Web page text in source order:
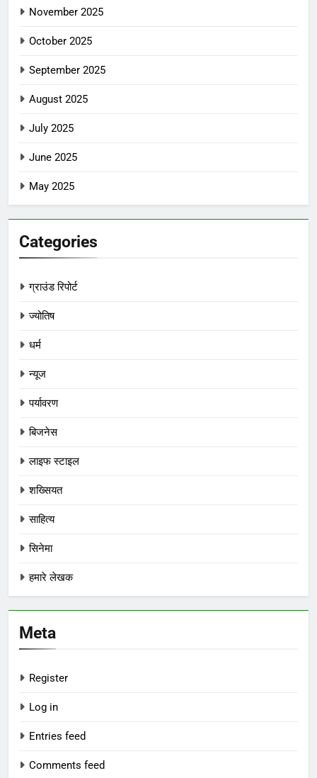
November 2025
October 2025
September 2025
August 2025
July 2025
June 2025
May 2025
Categories
ग्राउंड रिपोर्ट
ज्योतिष
धर्म
न्यूज
पर्यावरण
बिजनेस
लाइफ स्टाइल
शख्सियत
साहित्य
सिनेमा
हमारे लेखक
Meta
Register
Log in
Entries feed
Comments feed